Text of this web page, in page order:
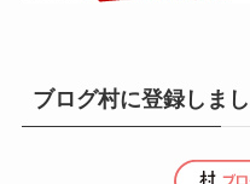
ブログ村に登録しま